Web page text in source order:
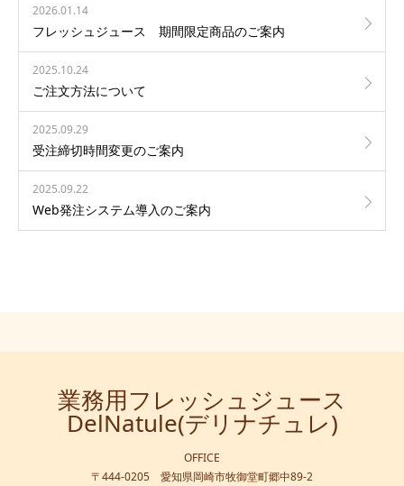
2026.01.14
フレッシュジュース 期間限定商品のご案内
2025.10.24
ご注文方法について
2025.09.29
受注締切時間変更のご案内
2025.09.22
Web発注システム導入のご案内
業務用フレッシュジュース
DelNatule(デリナチュレ)
OFFICE
〒444-0205 愛知県岡崎市牧御堂町郷中89-2